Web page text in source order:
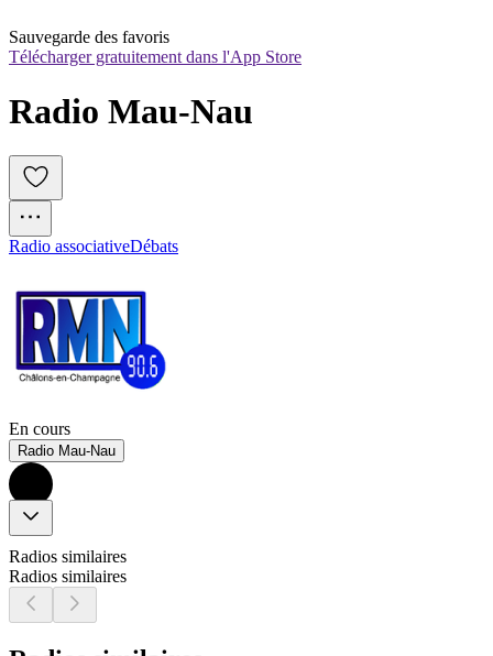
Sauvegarde des favoris
Télécharger gratuitement dans l'App Store
Radio Mau-Nau
Radio associativeDébats
En cours
Radio Mau-Nau
Radios similaires
Radios similaires